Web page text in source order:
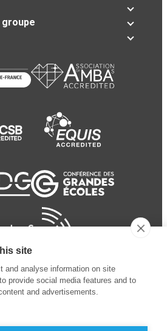
site
and analyse information on site
provide social media features and to
and advertisements.